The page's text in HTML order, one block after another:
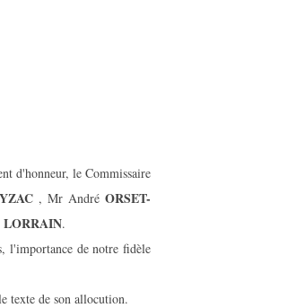
d'honneur, le Commissaire
, Mr AndréORSET-
LORRAIN.
l'importance de notre fidèle
texte de son allocution.